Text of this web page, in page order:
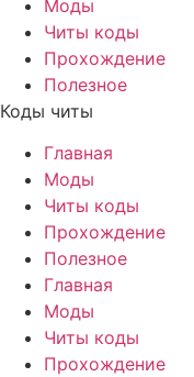
Моды
Читы коды
Прохождение
Полезное
Коды читы
Главная
Моды
Читы коды
Прохождение
Полезное
Главная
Моды
Читы коды
Прохождение